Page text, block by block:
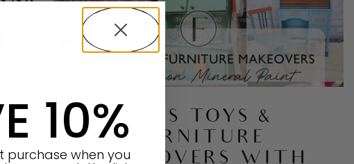
KIDS TOYS &
FURNITURE
MAKEOVERS WITH
10%
purchase when you